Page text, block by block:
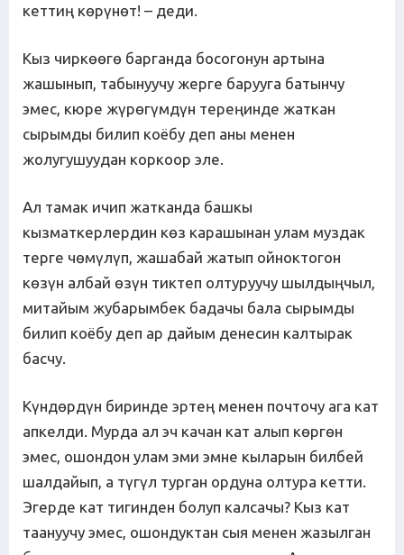
кеттиң көрүнөт! – деди.
Кыз чиркөөгө барганда босогонун артына
жашынып, табынуучу жерге барууга батынчу
эмес, кюре жүрөгүмдүн тереңинде жаткан
сырымды билип коёбу деп аны менен
жолугушуудан коркоор эле.
Ал тамак ичип жатканда башкы
кызматкерлердин көз карашынан улам муздак
терге чөмүлүп, жашабай жатып ойноктогон
көзүн албай өзүн тиктеп олтуруучу шылдыңчыл,
митайым жубарымбек бадачы бала сырымды
билип коёбу деп ар дайым денесин калтырак
басчу.
Күндөрдүн биринде эртең менен почточу ага кат
апкелди. Мурда ал эч качан кат алып көргөн
эмес, ошондон улам эми эмне кыларын билбей
шалдайып, а түгүл турган ордуна олтура кетти.
Эгерде кат тигинден болуп калсачы? Кыз кат
таануучу эмес, ошондуктан сыя менен жазылган